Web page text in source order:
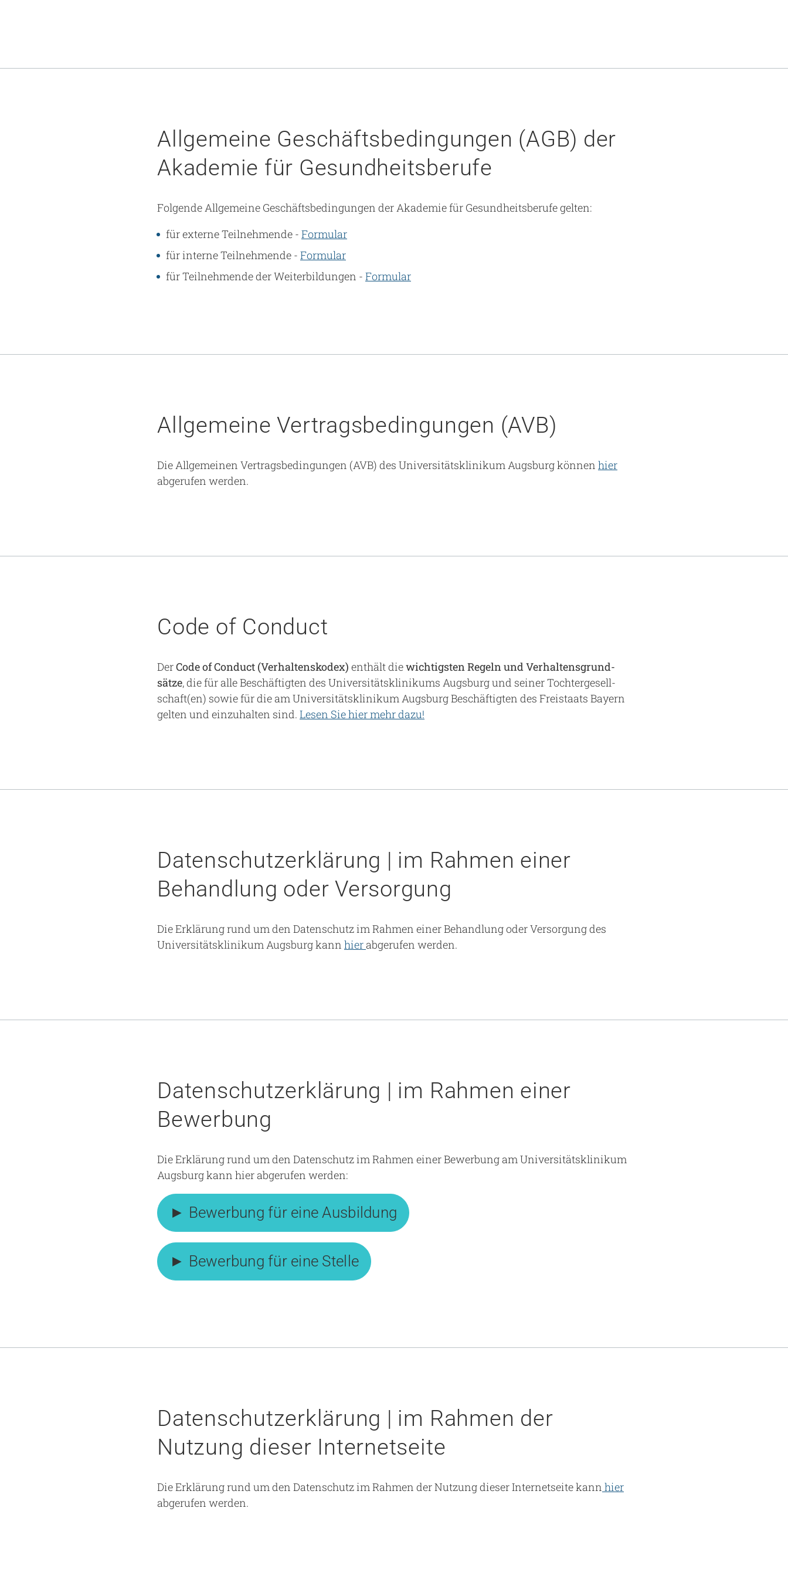
Allgemeine Geschäftsbedingungen (AGB) der
Akademie für Gesundheitsberufe
Folgende Allgemeine Geschäftsbedingungen der Akademie für Gesundheitsberufe gelten:
für externe Teilnehmende - Formular
für interne Teilnehmende - Formular
für Teilnehmende der Weiterbildungen - Formular
Allgemeine Vertragsbedingungen (AVB)
Die Allgemeinen Vertragsbedingungen (AVB) des Universitätsklinikum Augsburg können hier
abgerufen werden.
Code of Conduct
DerCode of Conduct (Verhaltenskodex) enthält diewichtigsten Regeln und Verhaltensgrund-
sätze, die für alle Beschäftigten des Universitätsklinikums Augsburg und seiner Tochtergesell-
schaft(en) sowie für die am Universitätsklinikum Augsburg Beschäftigten des Freistaats Bayern
gelten und einzuhalten sind. Lesen Sie hier mehr dazu!
Datenschutzerklärung | im Rahmen einer
Behandlung oder Versorgung
Die Erklärung rund um den Datenschutz im Rahmen einer Behandlung oder Versorgung des
Universitätsklinikum Augsburg kann hierabgerufen werden.
Datenschutzerklärung | im Rahmen einer
Bewerbung
Die Erklärung rund um den Datenschutz im Rahmen einer Bewerbung am Universitätsklinikum
Augsburg kann hier abgerufen werden:
► Bewerbung für eine Ausbildung
► Bewerbung für eine Stelle
Datenschutzerklärung | im Rahmen der
Nutzung dieser Internetseite
Die Erklärung rund um den Datenschutz im Rahmen der Nutzung dieser Internetseite kann hier
abgerufen werden.